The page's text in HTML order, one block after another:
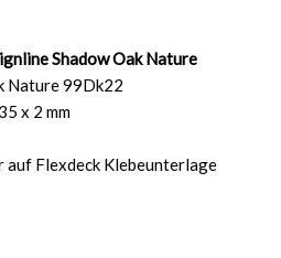
Shadow Oak Nature
Nature 99Dk22
x 2 mm
auf Flexdeck Klebeunterlage